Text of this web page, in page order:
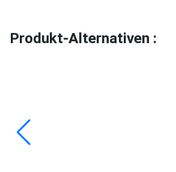
Produkt-Alternativen :